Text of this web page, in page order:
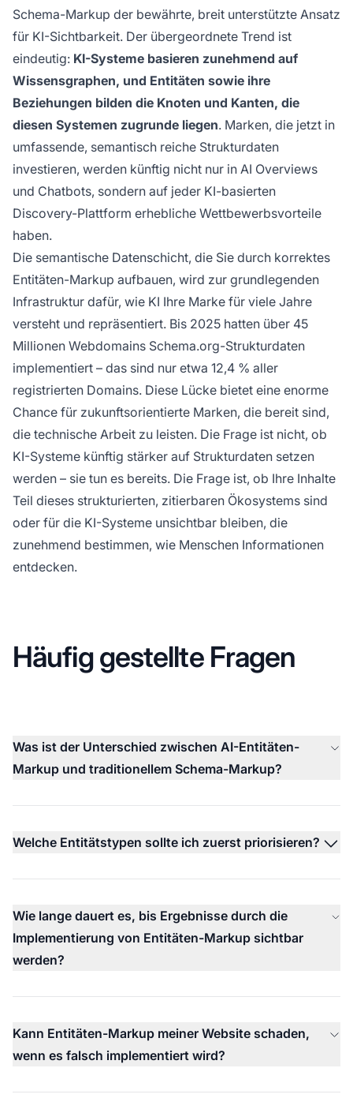
Schema-Markup der bewährte, breit unterstützte Ansatz
für KI-Sichtbarkeit. Der übergeordnete Trend ist
eindeutig: KI-Systeme basieren zunehmend auf
Wissensgraphen, und Entitäten sowie ihre
Beziehungen bilden die Knoten und Kanten, die
diesen Systemen zugrunde liegen. Marken, die jetzt in
umfassende, semantisch reiche Strukturdaten
investieren, werden künftig nicht nur in AI Overviews
und Chatbots, sondern auf jeder KI-basierten
Discovery-Plattform erhebliche Wettbewerbsvorteile
haben.
Die semantische Datenschicht, die Sie durch korrektes
Entitäten-Markup aufbauen, wird zur grundlegenden
Infrastruktur dafür, wie KI Ihre Marke für viele Jahre
versteht und repräsentiert. Bis 2025 hatten über 45
Millionen Webdomains Schema.org-Strukturdaten
implementiert – das sind nur etwa 12,4 % aller
registrierten Domains. Diese Lücke bietet eine enorme
Chance für zukunftsorientierte Marken, die bereit sind,
die technische Arbeit zu leisten. Die Frage ist nicht, ob
KI-Systeme künftig stärker auf Strukturdaten setzen
werden – sie tun es bereits. Die Frage ist, ob Ihre Inhalte
Teil dieses strukturierten, zitierbaren Ökosystems sind
oder für die KI-Systeme unsichtbar bleiben, die
zunehmend bestimmen, wie Menschen Informationen
entdecken.
Häufig gestellte Fragen
Was ist der Unterschied zwischen AI-Entitäten-
Markup und traditionellem Schema-Markup?
Welche Entitätstypen sollte ich zuerst priorisieren?
Wie lange dauert es, bis Ergebnisse durch die
Implementierung von Entitäten-Markup sichtbar
werden?
Kann Entitäten-Markup meiner Website schaden,
wenn es falsch implementiert wird?